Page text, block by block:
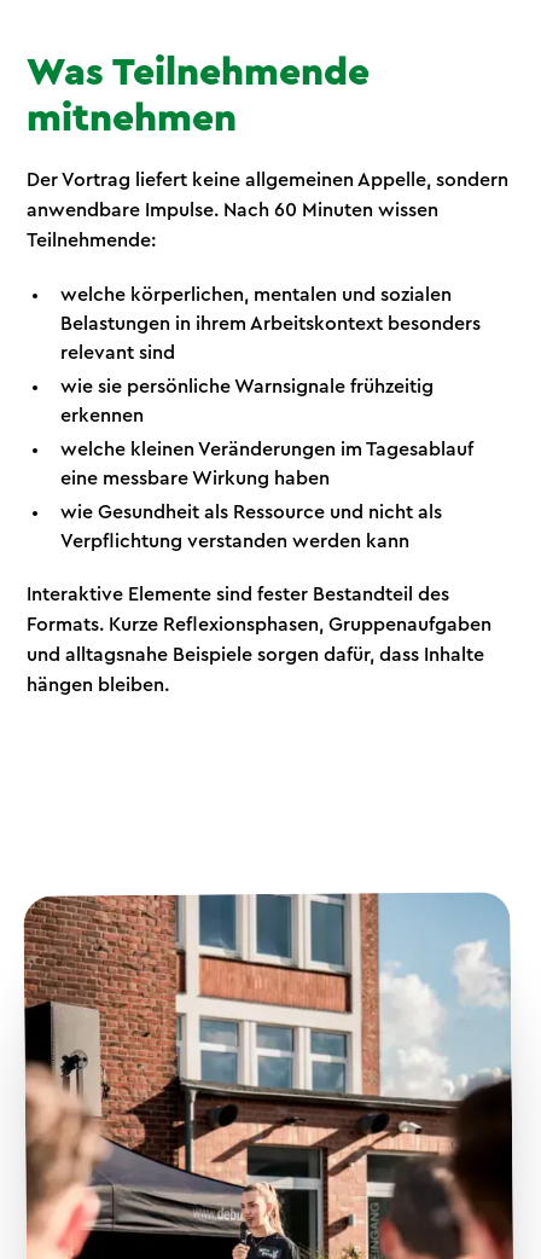
Was Teilnehmende
mitnehmen
Der Vortrag liefert keine allgemeinen Appelle, sondern
anwendbare Impulse. Nach 60 Minuten wissen
Teilnehmende:
welche körperlichen, mentalen und sozialen
Belastungen in ihrem Arbeitskontext besonders
relevant sind
wie sie persönliche Warnsignale frühzeitig
erkennen
welche kleinen Veränderungen im Tagesablauf
eine messbare Wirkung haben
wie Gesundheit als Ressource und nicht als
Verpflichtung verstanden werden kann
Interaktive Elemente sind fester Bestandteil des
Formats. Kurze Reflexionsphasen, Gruppenaufgaben
und alltagsnahe Beispiele sorgen dafür, dass Inhalte
hängen bleiben.